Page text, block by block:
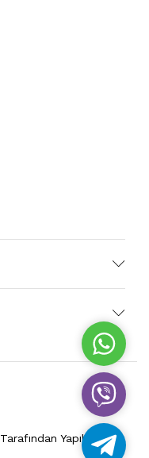
Tarafından Yapılmıştır.
W
h
a
t
s
A
p
V
i
b
e
T